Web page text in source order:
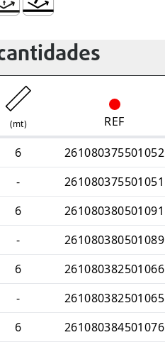
(mt) REF
6 261080375501052
- 261080375501051
6 261080380501091
- 261080380501089
6 261080382501066
- 261080382501065
6 261080384501076